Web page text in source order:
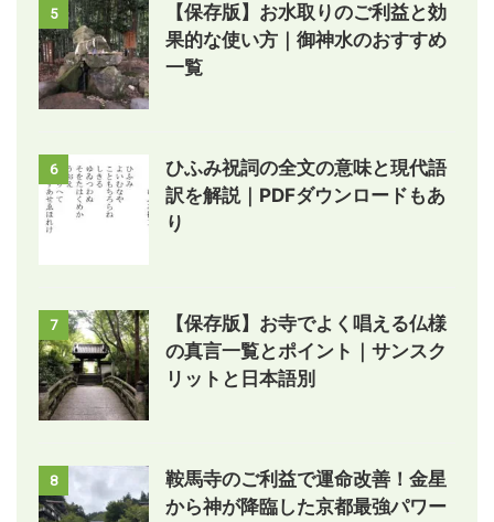
5
【保存版】お水取りのご利益と効
果的な使い方｜御神水のおすすめ
一覧
6
ひふみ祝詞の全文の意味と現代語
訳を解説｜PDFダウンロードもあ
り
7
【保存版】お寺でよく唱える仏様
の真言一覧とポイント｜サンスク
リットと日本語別
8
鞍馬寺のご利益で運命改善！金星
から神が降臨した京都最強パワー